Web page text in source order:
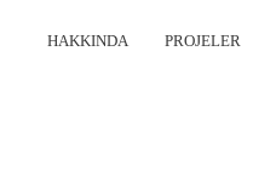
HAKKINDA PROJELER